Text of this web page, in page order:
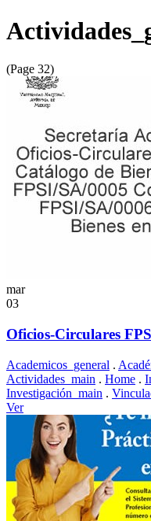
(Page 32)
mar
03
Oficios-Circulares
Academicos_general .
Actividades_main . Home .
Investigación_main .
Ver